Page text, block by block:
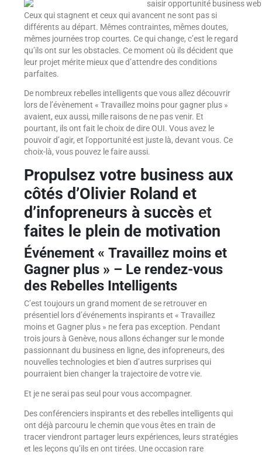
Ceux qui stagnent et ceux qui avancent ne sont pas si
différents au départ. Mêmes contraintes, mêmes doutes,
mêmes journées trop courtes. Ce qui change, c’est le regard
qu’ils ont sur les obstacles. Ce moment où ils décident que
leur projet mérite mieux que d’attendre des conditions
parfaites.
De nombreux rebelles intelligents que vous allez découvrir
lors de l’évènement « Travaillez moins pour gagner plus »
avaient, eux aussi, mille raisons de ne pas venir. Et
pourtant, ils ont fait le choix de dire OUI. Vous avez le
pouvoir d’agir, et l’opportunité est juste là, devant vous. Ce
choix-là, vous pouvez le faire aussi.
Propulsez votre business aux
côtés d’Olivier Roland et
d’infopreneurs à succès et
faites le plein de motivation
Événement « Travaillez moins et
Gagner plus » – Le rendez-vous
des Rebelles Intelligents
C’est toujours un grand moment de se retrouver en
présentiel lors d’événements inspirants et « Travaillez
moins et Gagner plus » ne fera pas exception. Pendant
trois jours à Genève, nous allons échanger sur le monde
passionnant du business en ligne, des infopreneurs, des
nouvelles technologies et bien d’autres surprises qui
pourraient bien changer la trajectoire de votre vie.
Et je ne serai pas seul pour vous accompagner.
Des conférenciers inspirants et des rebelles intelligents qui
ont déjà parcouru le chemin que vous êtes en train de
tracer viendront partager leurs expériences, leurs stratégies
et les leçons qu’ils en ont tirées. Une occasion rare